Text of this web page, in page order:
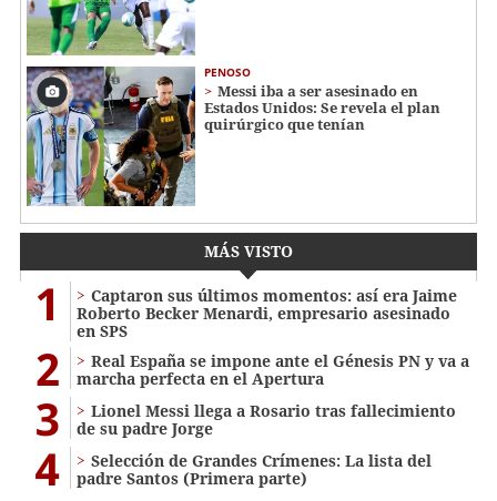
PENOSO
Messi iba a ser asesinado en
Estados Unidos: Se revela el plan
quirúrgico que tenían
MÁS VISTO
1
Captaron sus últimos momentos: así era Jaime
Roberto Becker Menardi​​​, empresario asesinado
en SPS
2
Real España se impone ante el Génesis PN y va a
marcha perfecta en el Apertura
3
Lionel Messi llega a Rosario tras fallecimiento
de su padre Jorge
4
Selección de Grandes Crímenes: La lista del
padre Santos (Primera parte)